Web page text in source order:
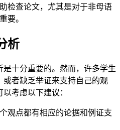
检查论文，尤其是对于非母语
要。
析
十分重要的。然而，许多学生
者缺乏举证来支持自己的观
考虑以下建议：
观点都有相应的论据和例证支